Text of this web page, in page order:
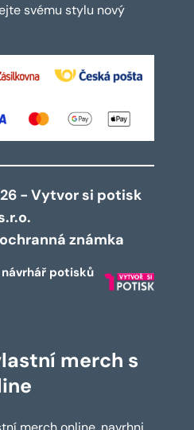
svému stylu nový
- Vytvor si potisk
známka
potisků
merch s